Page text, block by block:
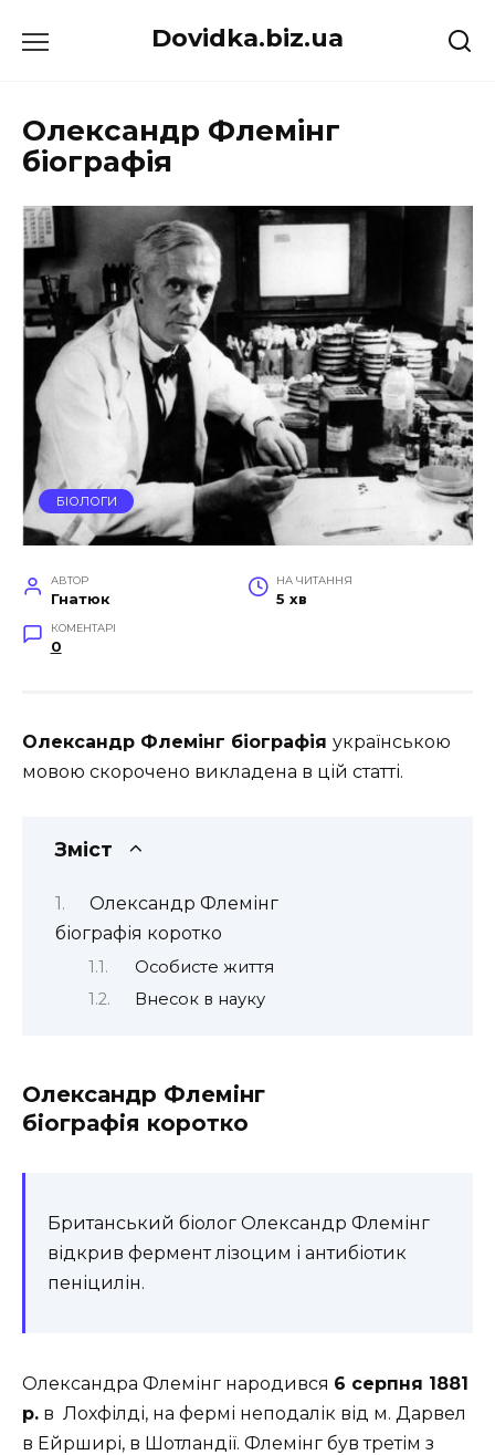
до
Dovidka.biz.ua
Олександр Флемінг
біографія
БІОЛОГИ
АВТОР
Гнатюк
НА ЧИТАННЯ
5 хв
КОМЕНТАРІ
0
Олександр Флемінг біографія українською
мовою скорочено викладена в цій статті.
Зміст
Олександр Флемінг
біографія коротко
Особисте життя
Внесок в науку
Олександр Флемінг
біографія коротко
Британський біолог Олександр Флемінг
відкрив фермент лізоцим і антибіотик
пеніцилін.
Олександра Флемінг народився 6 серпня 1881
р. в Лохфілді, на фермі неподалік від м. Дарвел
в Ейрширі, в Шотландії. Флемінг був третім з